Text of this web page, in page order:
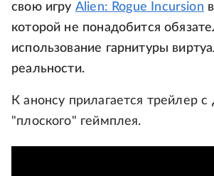
свою игру Alien: Rogue Incursion
которой не понадобится
использование гарнитуры
реальности.
К анонсу прилагается трейлер
"плоского" геймплея.